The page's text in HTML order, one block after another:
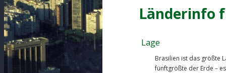
Länderinfo
Lage
Brasilien ist das größte
fünftgrößte der Erde –